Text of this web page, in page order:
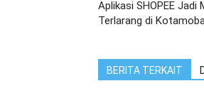
Aplikasi SHOPEE Jadi
Terlarang di
BERITA TERKAIT